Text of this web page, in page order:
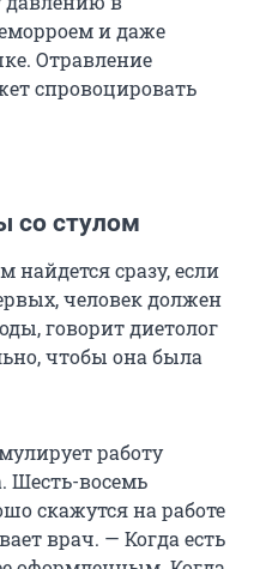
и даже
Отравление
спровоцировать
со стулом
найдется сразу, если
человек должен
говорит диетолог
чтобы она была
работу
Шесть-восемь
скажутся на работе
врач. — Когда есть